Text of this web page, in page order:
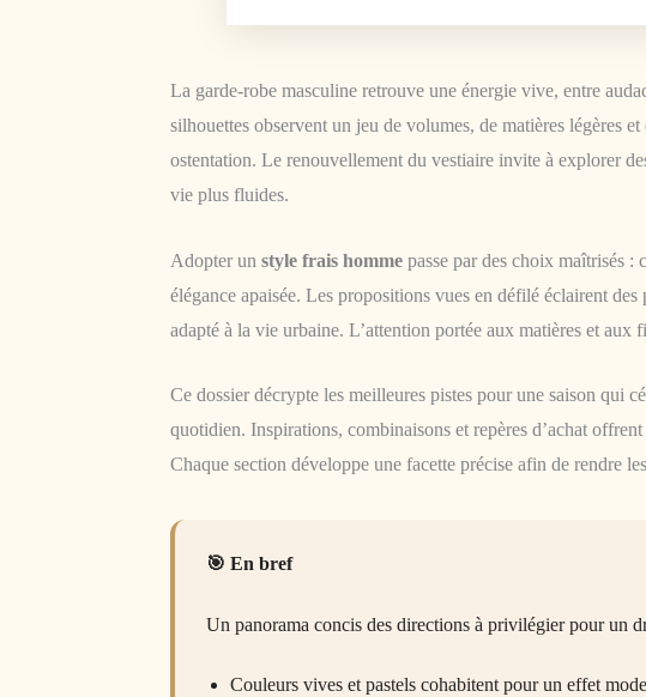
La garde-robe masculine retrouve une énergie vive, entre
silhouettes observent un jeu de volumes, de matières légères
ostentation. Le renouvellement du vestiaire invite à explorer
vie plus fluides.
Adopter un style frais homme passe par des choix maîtrisés :
élégance apaisée. Les propositions vues en défilé éclairent
adapté à la vie urbaine. L’attention portée aux matières et
Ce dossier décrypte les meilleures pistes pour une saison qui
quotidien. Inspirations, combinaisons et repères d’achat
Chaque section développe une facette précise afin de rendre
En bref
Un panorama concis des directions à privilégier pour un
Couleurs vives et pastels cohabitent pour un effet